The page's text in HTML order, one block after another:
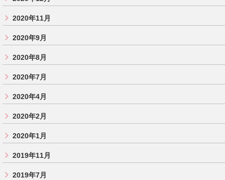
2020年11月
2020年9月
2020年8月
2020年7月
2020年4月
2020年2月
2020年1月
2019年11月
2019年7月